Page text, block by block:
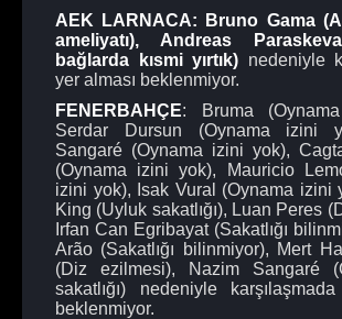
AEK LARNACA:
Bruno Gama
ameliyatı), Andreas
bağlarda kısmi yırtık) nedeniyle
yer alması beklenmiyor.
FENERBAHÇE: Bruma
Serdar Dursun (Oynama izini
Sangaré (Oynama izini yok),
(Oynama izini yok), Mauricio
izini yok), Isak Vural (Oynama izini
King (Uyluk sakatlığı), Luan Peres
Irfan Can Egribayat (Sakatlığı
Arão (Sakatlığı bilinmiyor), Mert
(Diz ezilmesi), Nazim Sangaré
sakatlığı) nedeniyle
beklenmiyor.